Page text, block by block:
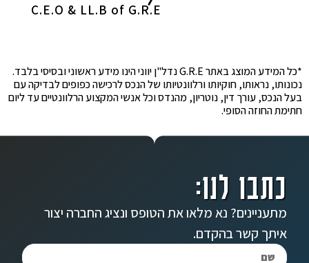
C.E.O & LL.B of G.R.E
*כל המידע המוצג באתר G.R.E נדל"ן יווני הינו מידע ראשוני ובסיסי בלבד.
נכונותו, נראותו, חוקיותו ורלוונטיותו של הנכס לרכישה כפופים לבדיקה עם
בעל הנכס, עורך דין, נוטריון, מהנדס וכל אנשי המקצוע הרלוונטיים עד ליום
חתימת החוזה הסופי.
כתבו לנו:
מתעניינים? נא מלאו את הטופס ונציג החברה יצור
איתך קשר בהקדם.